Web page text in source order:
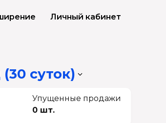
Личный кабинет
суток)
Упущенные продажи
0 шт.